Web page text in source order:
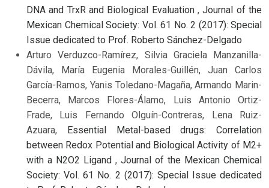
DNA and TrxR and Biological Evaluation ,Journal of the
Mexican Chemical Society: Vol. 61 No. 2 (2017): Special
Issue dedicated to Prof. Roberto Sánchez-Delgado
Arturo Verduzco-Ramírez, Silvia Graciela Manzanilla-
Dávila, María Eugenia Morales-Guillén, Juan Carlos
García-Ramos, Yanis Toledano-Magaña, Armando Marin-
Becerra, Marcos Flores-Álamo, Luis Antonio Ortiz-
Frade, Luis Fernando Olguín-Contreras, Lena Ruiz-
Azuara,
Essential Metal-based drugs: Correlation
between Redox Potential and Biological Activity of M2+
with a N2O2 Ligand , Journal of the Mexican Chemical
Society: Vol. 61 No. 2 (2017): Special Issue dedicated